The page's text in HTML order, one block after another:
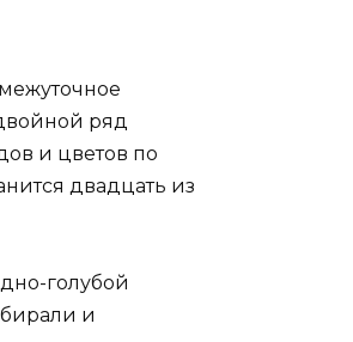
ряд
и цветов по
двадцать из
голубой
и